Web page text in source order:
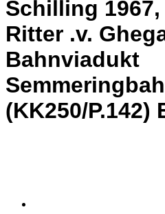
Schilling 1967,
Ritter .v.
Bahnviadukt
(KK250/P.142)